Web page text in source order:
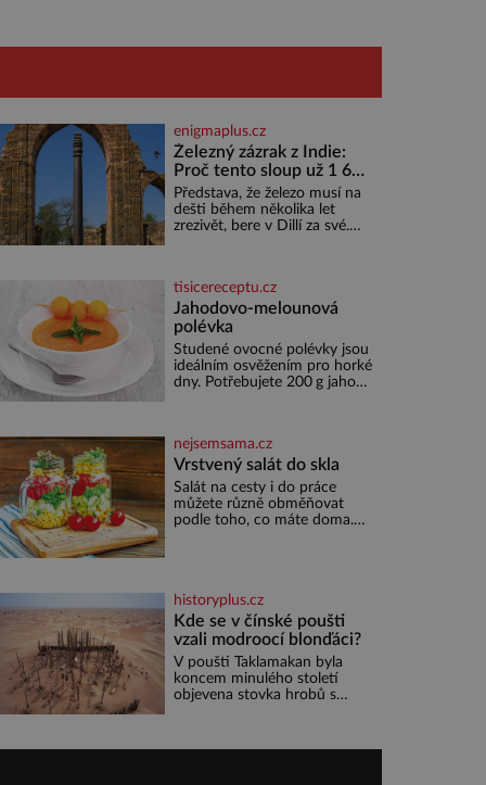
enigmaplus.cz
Železný zázrak z Indie:
Proč tento sloup už 1 600
let nezná rez?
Představa, že železo musí na
dešti během několika let
zrezivět, bere v Dillí za své.
přibližně 1 600 let odolává
počasí
tisicereceptu.cz
Jahodovo-melounová
polévka
Studené ovocné polévky jsou
ideálním osvěžením pro horké
dny. Potřebujete 200 g jahod
medu 200 g zakysané sm
nejsemsama.cz
Vrstvený salát do skla
Salát na cesty i do práce
můžete různě obměňovat
podle toho, co máte doma.
nebo jiného salátu (římský
salát, polníček…) ✿ 1 malá
konzerva kukuřice ✿ ½
okurky ✿ 2 rajčata Zálivka: ✿
4 lžíce olivového oleje ✿ 1
lžíci citronové šťávy ✿ ½
stroužku
historyplus.cz
Kde se v čínské poušti
vzali modroocí blonďáci?
V poušti Taklamakan byla
koncem minulého století
objevena stovka hrobů s